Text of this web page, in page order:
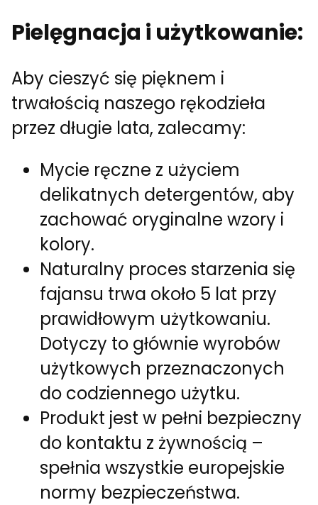
Pielęgnacja i użytkowanie:
Aby cieszyć się pięknem i
trwałością naszego rękodzieła
przez długie lata, zalecamy:
Mycie ręczne z użyciem
delikatnych detergentów, aby
zachować oryginalne wzory i
kolory.
Naturalny proces starzenia się
fajansu trwa około 5 lat przy
prawidłowym użytkowaniu.
Dotyczy to głównie wyrobów
użytkowych przeznaczonych
do codziennego użytku.
Produkt jest w pełni bezpieczny
do kontaktu z żywnością –
spełnia wszystkie europejskie
normy bezpieczeństwa.